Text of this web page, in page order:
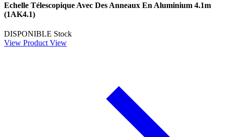
Echelle Télescopique Avec Des Anneaux En Aluminium 4.1m
(1AK4.1)
DISPONIBLE Stock
View Product View